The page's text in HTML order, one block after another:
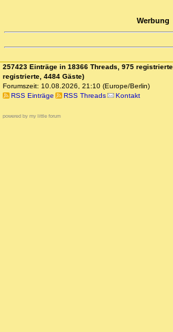
Werbung
257423 Einträge in 18366 Threads, 975
registrierte, 4484 Gäste)
Forumszeit: 10.08.2026, 21:10 (Europe/Berlin)
RSS Einträge
RSS Threads Kontakt
powered by my little forum